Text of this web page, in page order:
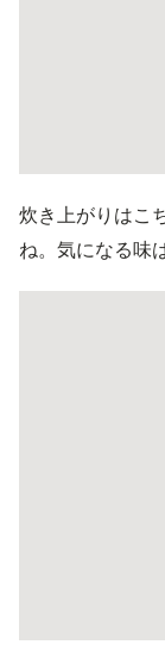
炊き上がりはこ
ね。気になる味